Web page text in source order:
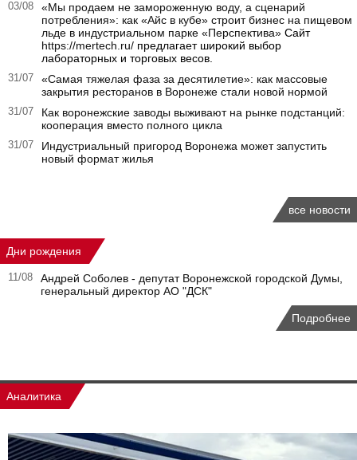
03/08
«Мы продаем не замороженную воду, а сценарий
потребления»: как «Айс в кубе» строит бизнес на пищевом
льде в индустриальном парке «Перспектива» Сайт
https://mertech.ru/ предлагает широкий выбор
лабораторных и торговых весов.
31/07
«Самая тяжелая фаза за десятилетие»: как массовые
закрытия ресторанов в Воронеже стали новой нормой
31/07
Как воронежские заводы выживают на рынке подстанций:
кооперация вместо полного цикла
31/07
Индустриальный пригород Воронежа может запустить
новый формат жилья
все новости
Дни рождения
11/08
Андрей Соболев - депутат Воронежской городской Думы,
генеральный директор АО "ДСК"
Подробнее
Аналитика